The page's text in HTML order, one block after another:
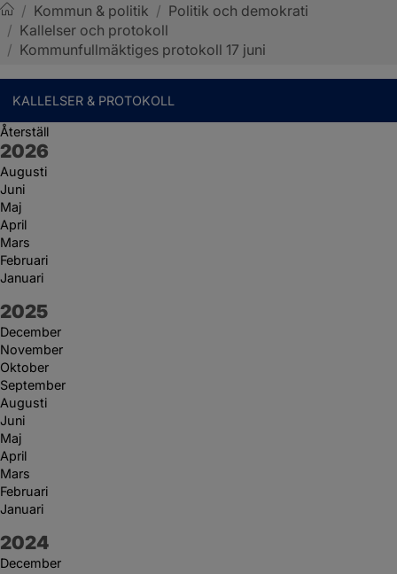
Sotenäs kommun
/ Kommun & politik / Politik och demokrati
/ Kallelser och protokoll
/ Kommunfullmäktiges protokoll 17 juni
KALLELSER & PROTOKOLL
Återställ
År:
2026
Augusti
Juni
Maj
April
Mars
Februari
Januari
År:
2025
December
November
Oktober
September
Augusti
Juni
Maj
April
Mars
Februari
Januari
År:
2024
December